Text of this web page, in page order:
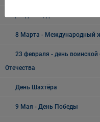
8 Марта - Международный
23 февраля - день
Отечества
День Шахтёра
9 Мая - День Победы